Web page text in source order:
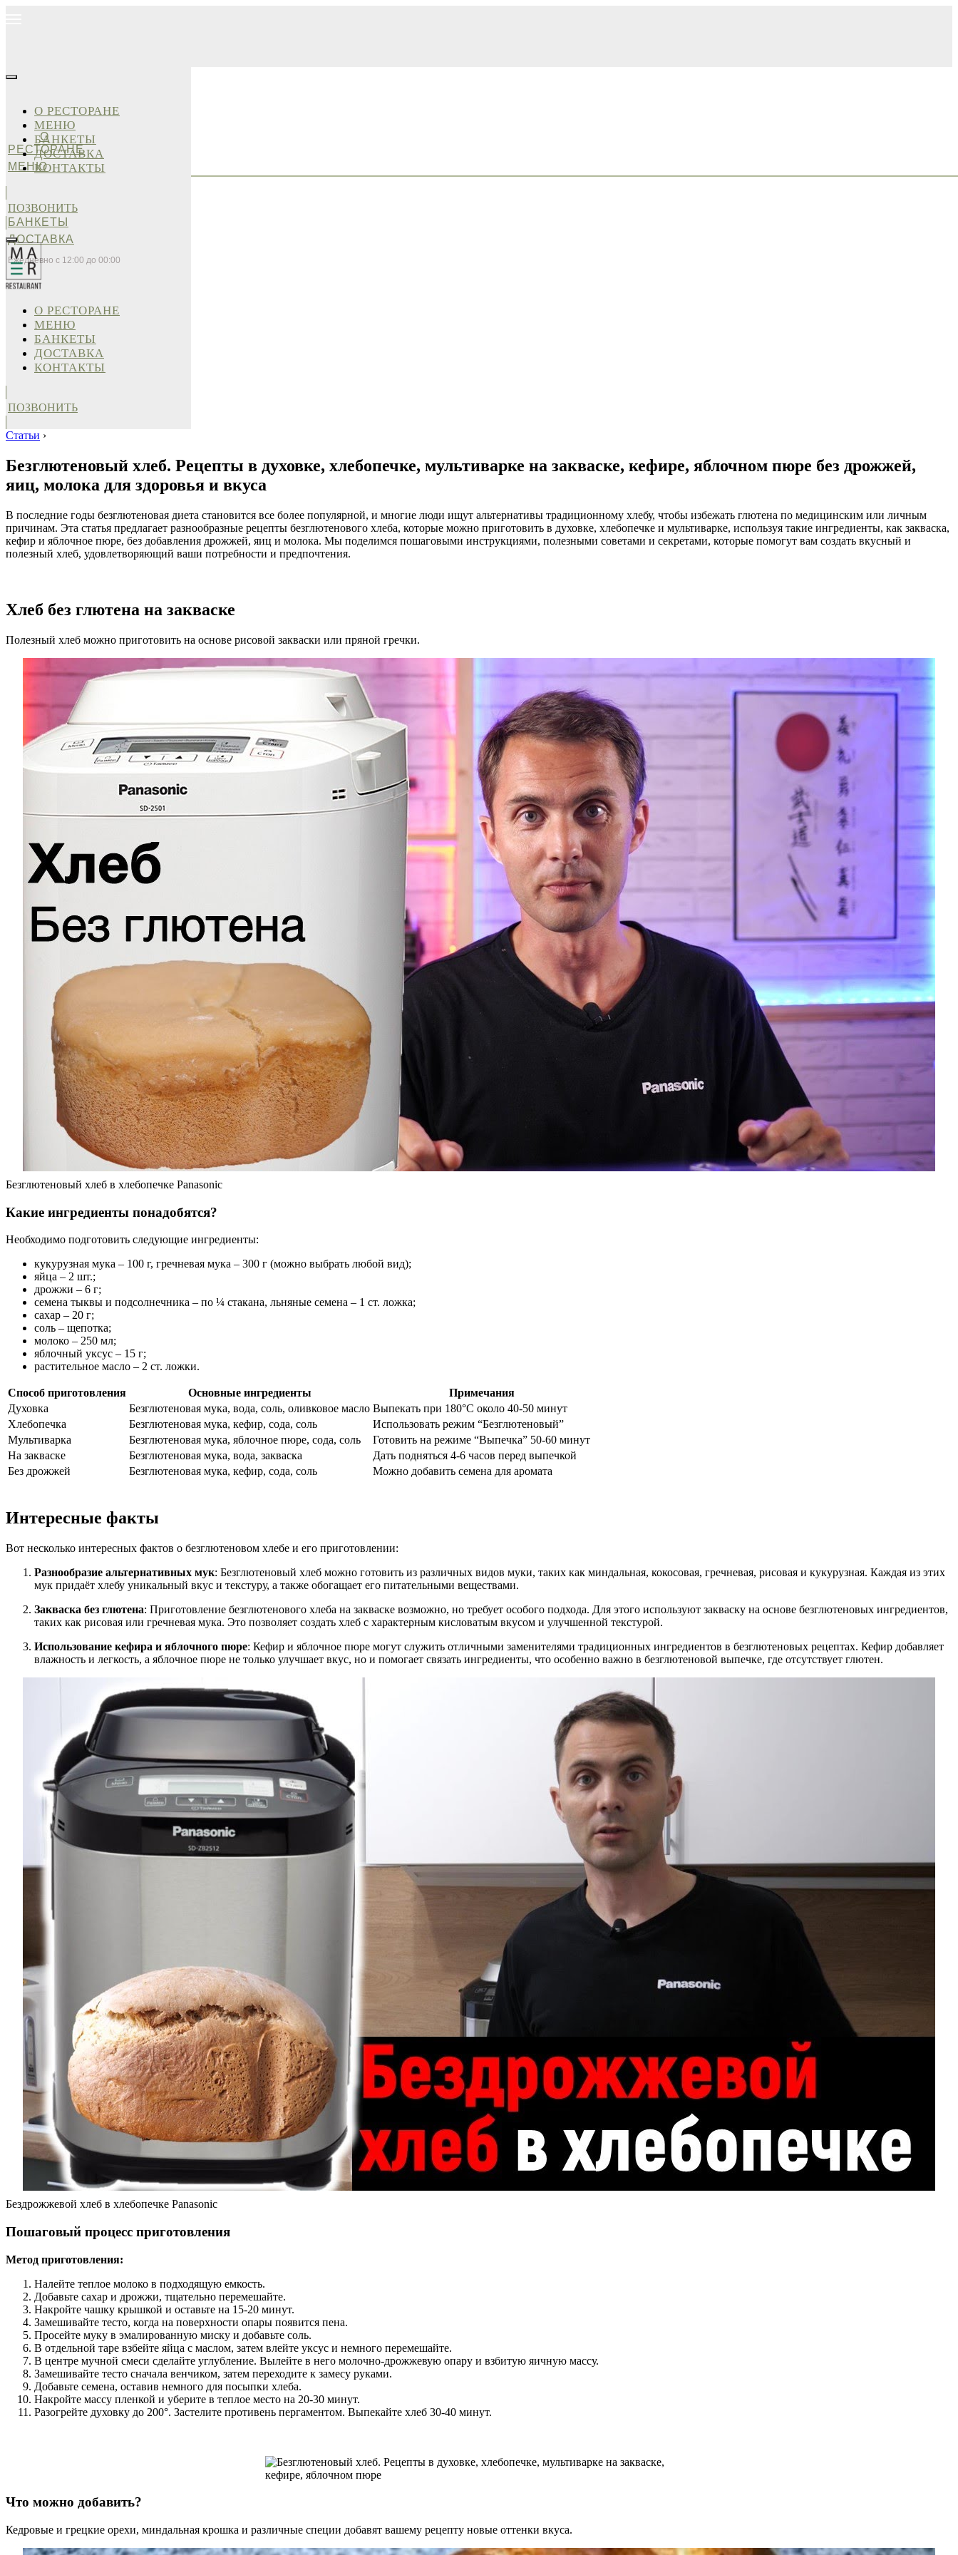
О
РЕСТОРАНЕ
МЕНЮ
БАНКЕТЫ
ДОСТАВКА
Ежедневно с 12:00 до 00:00
О РЕСТОРАНЕ
МЕНЮ
БАНКЕТЫ
ДОСТАВКА
КОНТАКТЫ
ПОЗВОНИТЬ
О РЕСТОРАНЕ
МЕНЮ
БАНКЕТЫ
ДОСТАВКА
КОНТАКТЫ
ПОЗВОНИТЬ
Статьи ›
Безглютеновый хлеб. Рецепты в духовке, хлебопечке, мультиварке на закваске, кефире, яблочном пюре без дрожжей,
яиц, молока для здоровья и вкуса
В последние годы безглютеновая диета становится все более популярной, и многие люди ищут альтернативы традиционному хлебу, чтобы избежать глютена по медицинским или личным
причинам. Эта статья предлагает разнообразные рецепты безглютенового хлеба, которые можно приготовить в духовке, хлебопечке и мультиварке, используя такие ингредиенты, как закваска,
кефир и яблочное пюре, без добавления дрожжей, яиц и молока. Мы поделимся пошаговыми инструкциями, полезными советами и секретами, которые помогут вам создать вкусный и
полезный хлеб, удовлетворяющий ваши потребности и предпочтения.
Хлеб без глютена на закваске
Полезный хлеб можно приготовить на основе рисовой закваски или пряной гречки.
Безглютеновый хлеб в хлебопечке Panasonic
Какие ингредиенты понадобятся?
Необходимо подготовить следующие ингредиенты:
кукурузная мука – 100 г, гречневая мука – 300 г (можно выбрать любой вид);
яйца – 2 шт.;
дрожжи – 6 г;
семена тыквы и подсолнечника – по ¼ стакана, льняные семена – 1 ст. ложка;
сахар – 20 г;
соль – щепотка;
молоко – 250 мл;
яблочный уксус – 15 г;
растительное масло – 2 ст. ложки.
Способ приготовления Основные ингредиенты
Примечания
Духовка
Безглютеновая мука, вода, соль, оливковое масло Выпекать при 180°C около 40-50 минут
Хлебопечка
Безглютеновая мука, кефир, сода, соль
Использовать режим “Безглютеновый”
Мультиварка
Безглютеновая мука, яблочное пюре, сода, соль
Готовить на режиме “Выпечка” 50-60 минут
На закваске
Безглютеновая мука, вода, закваска
Дать подняться 4-6 часов перед выпечкой
Без дрожжей
Безглютеновая мука, кефир, сода, соль Можно добавить семена для аромата
Интересные факты
Вот несколько интересных фактов о безглютеновом хлебе и его приготовлении:
Разнообразие альтернативных мук: Безглютеновый хлеб можно готовить из различных видов муки, таких как миндальная, кокосовая, гречневая, рисовая и кукурузная. Каждая из этих
мук придаёт хлебу уникальный вкус и текстуру, а также обогащает его питательными веществами.
Закваска без глютена: Приготовление безглютенового хлеба на закваске возможно, но требует особого подхода. Для этого используют закваску на основе безглютеновых ингредиентов,
таких как рисовая или гречневая мука. Это позволяет создать хлеб с характерным кисловатым вкусом и улучшенной текстурой.
Использование кефира и яблочного пюре: Кефир и яблочное пюре могут служить отличными заменителями традиционных ингредиентов в безглютеновых рецептах. Кефир добавляет
влажность и легкость, а яблочное пюре не только улучшает вкус, но и помогает связать ингредиенты, что особенно важно в безглютеновой выпечке, где отсутствует глютен.
Бездрожжевой хлеб в хлебопечке Panasonic
Пошаговый процесс приготовления
Метод приготовления:
Налейте теплое молоко в подходящую емкость.
Добавьте сахар и дрожжи, тщательно перемешайте.
Накройте чашку крышкой и оставьте на 15-20 минут.
Замешивайте тесто, когда на поверхности опары появится пена.
Просейте муку в эмалированную миску и добавьте соль.
В отдельной таре взбейте яйца с маслом, затем влейте уксус и немного перемешайте.
В центре мучной смеси сделайте углубление. Вылейте в него молочно-дрожжевую опару и взбитую яичную массу.
Замешивайте тесто сначала венчиком, затем переходите к замесу руками.
Добавьте семена, оставив немного для посыпки хлеба.
Накройте массу пленкой и уберите в теплое место на 20-30 минут.
Разогрейте духовку до 200°. Застелите противень пергаментом. Выпекайте хлеб 30-40 минут.
Что можно добавить?
Кедровые и грецкие орехи, миндальная крошка и различные специи добавят вашему рецепту новые оттенки вкуса.